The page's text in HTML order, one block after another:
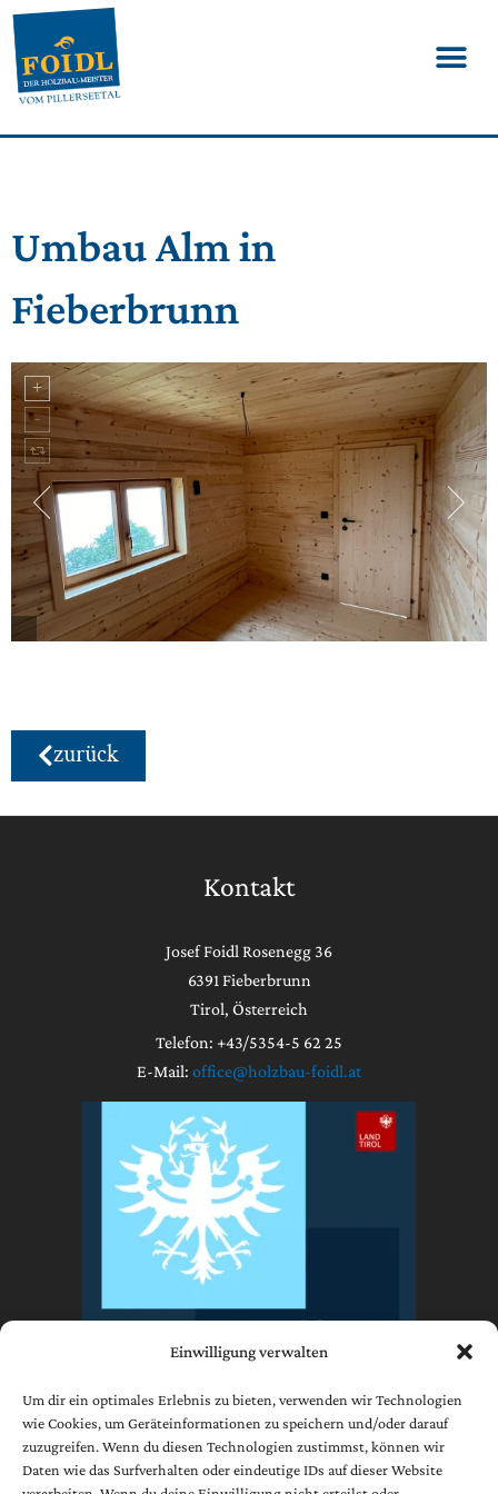
Einwilligung verwalten
Um dir ein optimales Erlebnis zu bieten, verwenden wir Technologien
wie Cookies, um Geräteinformationen zu speichern und/oder darauf
zuzugreifen. Wenn du diesen Technologien zustimmst, können wir
Daten wie das Surfverhalten oder eindeutige IDs auf dieser Website
Umbau Alm in
Fieberbrunn
zurück
Kontakt
Josef Foidl Rosenegg 36
6391 Fieberbrunn
Tirol, Österreich
Telefon: +43/5354-5 62 25
E-Mail: office@holzbau-foidl.at
Impressum
Datenschutzerklärung